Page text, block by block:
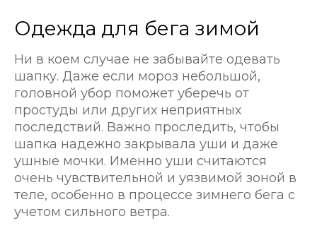
Одежда для бега зимой
Ни в коем случае не забывайте одевать
шапку. Даже если мороз небольшой,
головной убор поможет уберечь от
простуды или других неприятных
последствий. Важно проследить, чтобы
шапка надежно закрывала уши и даже
ушные мочки. Именно уши считаются
очень чувствительной и уязвимой зоной в
теле, особенно в процессе зимнего бега с
учетом сильного ветра.